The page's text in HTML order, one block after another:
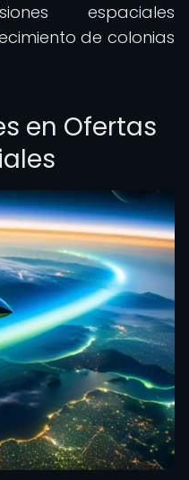
espaciales
de colonias
en Ofertas